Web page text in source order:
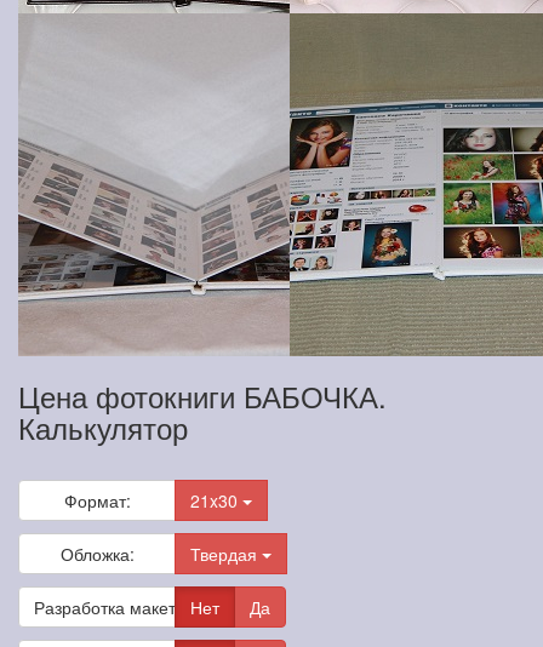
Цена фотокниги БАБОЧКА.
Калькулятор
Формат: 21x30
Обложка: Твердая
Разработка макета Нет Да